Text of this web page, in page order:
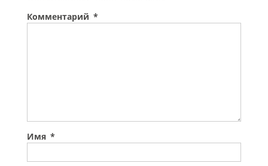
Комментарий *
Имя *